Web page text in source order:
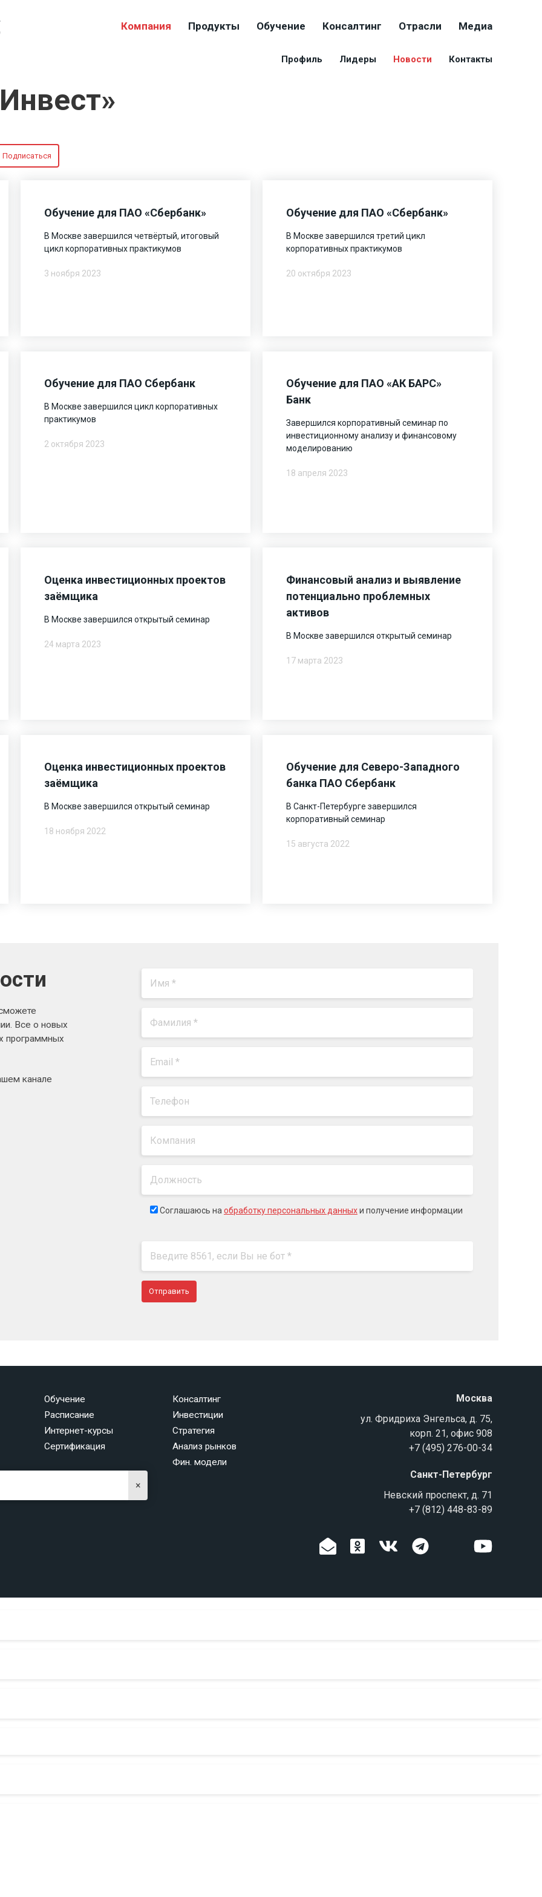
Компания Продукты Обучение Консалтинг Отрасли Медиа
Профиль Лидеры Новости Контакты
Подписаться
Обучение для ПАО «Сбербанк»
В Москве завершился четвёртый, итоговый
цикл корпоративных практикумов
3 ноября 2023
Обучение для ПАО «Сбербанк»
В Москве завершился третий цикл
корпоративных практикумов
20 октября 2023
Обучение для ПАО Сбербанк
В Москве завершился цикл корпоративных
практикумов
2 октября 2023
Обучение для ПАО «АК БАРС»
Банк
Завершился корпоративный семинар по
инвестиционному анализу и финансовому
моделированию
18 апреля 2023
Оценка инвестиционных проектов
заёмщика
В Москве завершился открытый семинар
24 марта 2023
Финансовый анализ и выявление
потенциально проблемных
активов
В Москве завершился открытый семинар
17 марта 2023
Оценка инвестиционных проектов
заёмщика
В Москве завершился открытый семинар
18 ноября 2022
Обучение для Северо-Западного
банка ПАО Сбербанк
В Санкт-Петербурге завершился
корпоративный семинар
15 августа 2022
Все о новых
программных
канале
Соглашаюсь на обработку персональных данныхи получение информации
Обучение
Расписание
Интернет-курсы
Сертификация
Консалтинг
Инвестиции
Стратегия
Анализ рынков
Фин. модели
×
Москва
ул. Фридриха Энгельса, д. 75,
корп. 21, офис 908
+7 (495) 276-00-34
Санкт-Петербург
Невский проспект, д. 71
+7 (812) 448-83-89